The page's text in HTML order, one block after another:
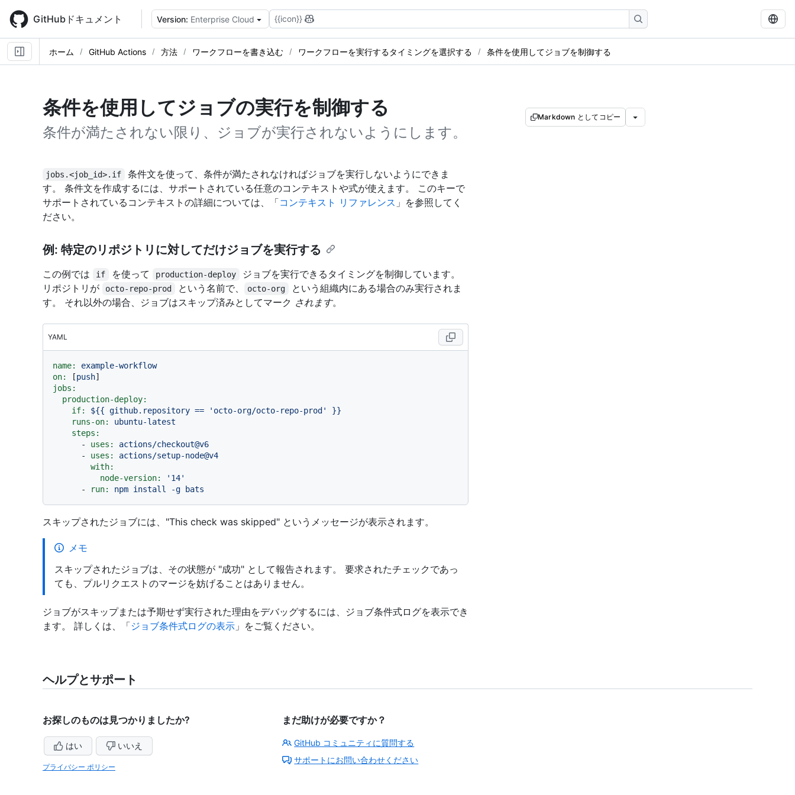
main
content
GitHubドキュメント Version: Enterprise Cloud {{icon}}
ホーム GitHub Actions 方法 ワークフローを書き込む ワークフローを実行するタイミングを選択する 条件を使用してジョブを制御する
条件を使用してジョブの実行を制御する
条件が満たされない限り、ジョブが実行されないようにします。
Markdown としてコピー
jobs.<job_id>.if
条件文を使って、条件が満たされなければジョブを実行しないようにできま
す。 条件文を作成するには、サポートされている任意のコンテキストや式が使えます。 このキーで
サポートされているコンテキストの詳細については、「コンテキスト リファレンス 」を参照してく
ださい。
例: 特定のリポジトリに対してだけジョブを実行する
この例では if を使って production-deploy
ジョブを実行できるタイミングを制御しています。
リポジトリが
octo-repo-prod という名前で、 octo-org
という組織内にある場合のみ実行されま
す。 それ以外の場合、ジョブはスキップ済みとしてマーク されます。
YAML
name:
example-workflow
on:
[push
jobs:
production-deploy:
if:
${{ github.repository == 'octo-org/octo-repo-prod'
}}
runs-on:
ubuntu-latest
steps:
-
uses:
actions/checkout@v6
-
uses:
actions/setup-node@v4
with:
node-version:
'14'
-
run: npm install -g bats
スキップされたジョブには、"This check was skipped" というメッセージが表示されます。
メモ
スキップされたジョブは、その状態が "成功" として報告されます。 要求されたチェックであっ
ても、プルリクエストのマージを妨げることはありません。
ジョブがスキップまたは予期せず実行された理由をデバッグするには、ジョブ条件式ログを表示でき
ます。 詳しくは、「ジョブ条件式ログの表示 」をご覧ください。
ヘルプとサポート
お探しのものは見つかりましたか?
はい いいえ
プライバシー ポリシー
まだ助けが必要ですか？
GitHub コミュニティに質問する
サポートにお問い合わせください